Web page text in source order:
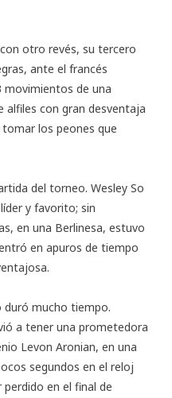
otro revés, su tercero
ante el francés
movimientos de una
alfiles con gran desventaja
los peones que
del torneo. Wesley So
y favorito; sin
en una Berlinesa, estuvo
en apuros de tiempo
duró mucho tiempo.
a tener una prometedora
Levon Aronian, en una
segundos en el reloj
en el final de